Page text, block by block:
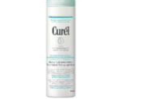
Bewertungen